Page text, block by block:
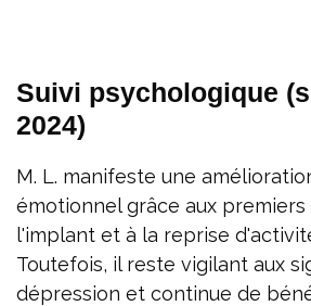
Suivi psychologique
2024)
M. L. manifeste une
émotionnel grâce aux
l'implant et à la reprise
Toutefois, il reste vigilant aux
dépression et continue de